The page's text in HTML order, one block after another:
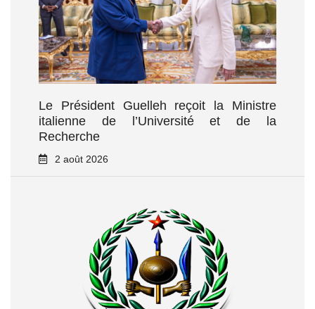
Le Président Guelleh reçoit la Ministre
italienne de l’Université et de la
Recherche
2 août 2026